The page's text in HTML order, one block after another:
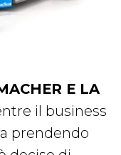
E LA
il business
prendendo